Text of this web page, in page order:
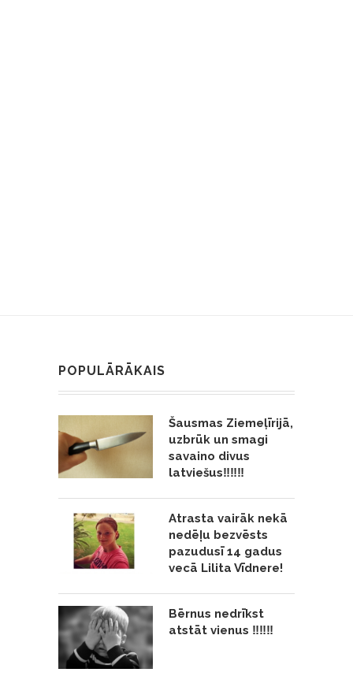
POPULĀRĀKAIS
Šausmas Ziemeļīrijā,
uzbrūk un smagi
savaino divus
latviešus‼️‼️‼️
Atrasta vairāk nekā
nedēļu bezvēsts
pazudusī 14 gadus
vecā Lilita Vīdnere!
Bērnus nedrīkst
atstāt vienus ‼️‼️‼️